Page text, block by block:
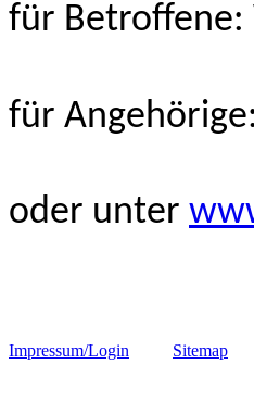
für Betroffene:
für
oder unter
Impressum/Login Sitemap